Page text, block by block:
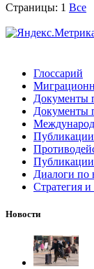
Страницы: 1 Все
Глоссарий
Документы
Документы
Публикации
Диалоги по
Стратегия
Новости